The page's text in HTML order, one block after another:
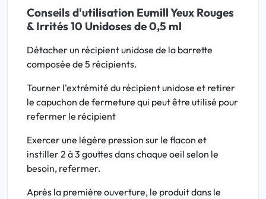
Conseils d'utilisation Eumill Yeux Rouges
& Irrités 10 Unidoses de 0,5 ml
Détacher un récipient unidose de la barrette
composée de 5 récipients.
Tourner l'extrémité du récipient unidose et retirer
le capuchon de fermeture qui peut être utilisé pour
refermer le récipient
Exercer une légère pression sur le flacon et
instiller 2 à 3 gouttes dans chaque oeil selon le
besoin, refermer.
Après la première ouverture, le produit dans le